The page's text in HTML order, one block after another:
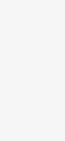
แพร่ความรู้ท
2566 โดยน
ตำบลสูงเนิน
คณะผู้บริหาร
เทศบาล,หัว
ประชุมชั้น 3
จังหวัดนครร